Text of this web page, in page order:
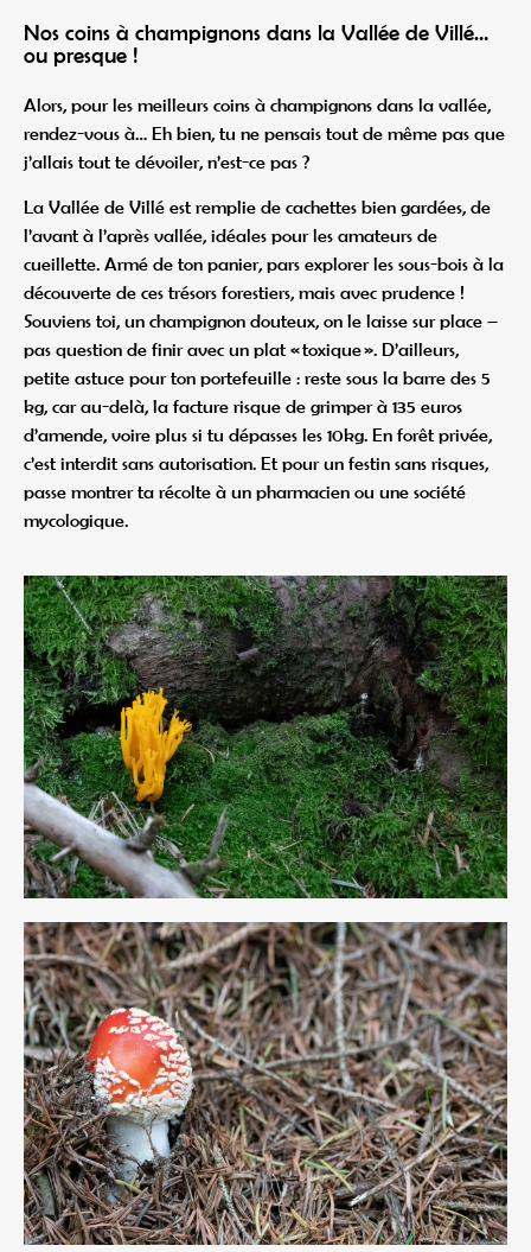
Nos coins à champignons dans la Vallée de Villé…
ou presque !
Alors, pour les meilleurs coins à champignons dans la vallée,
rendez-vous à… Eh bien, tu ne pensais tout de même pas que
j’allais tout te dévoiler, n’est-ce pas ?
La Vallée de Villé est remplie de cachettes bien gardées, de
l’avant à l’après vallée, idéales pour les amateurs de
cueillette. Armé de ton panier, pars explorer les sous-bois à la
découverte de ces trésors forestiers, mais avec prudence !
Souviens toi, un champignon douteux, on le laisse sur place –
pas question de finir avec un plat « toxique ». D’ailleurs,
petite astuce pour ton portefeuille : reste sous la barre des 5
kg, car au-delà, la facture risque de grimper à 135 euros
d’amende, voire plus si tu dépasses les 10kg. En forêt privée,
c’est interdit sans autorisation. Et pour un festin sans risques,
passe montrer ta récolte à un pharmacien ou une société
mycologique.